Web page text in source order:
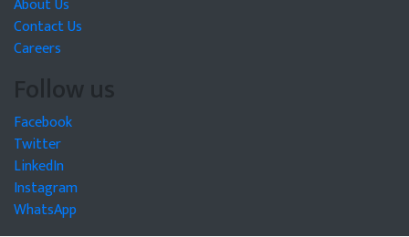
About Us
Contact Us
Careers
Follow us
Facebook
Twitter
LinkedIn
Instagram
WhatsApp